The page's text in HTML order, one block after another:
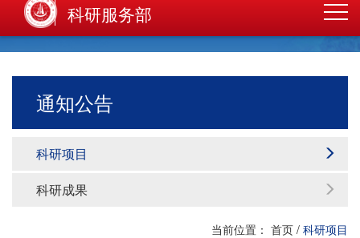
科研服务部
通知公告
科研项目
科研成果
当前位置： 首页 / 科研项目